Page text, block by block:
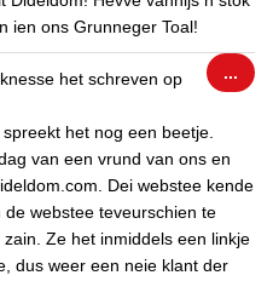
ien ons Grunneger Toal!
het schreven op
het nog een beetje.
van een vrund van ons en
Dei webstee kende
webstee teveurschien te
Ze het inmiddels een linkje
dus weer een neie klant der
...